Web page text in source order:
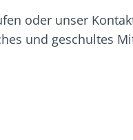
oder unser
und geschultes